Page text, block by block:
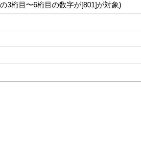
3桁目〜6桁目の数字が[801]が対象)